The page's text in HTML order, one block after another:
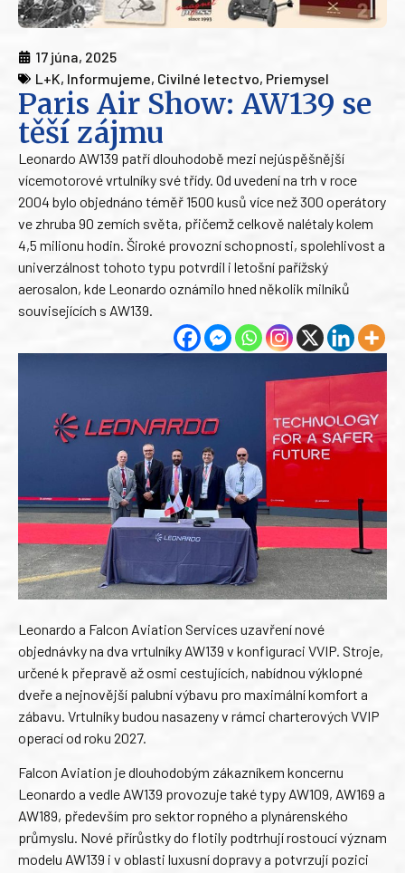
17 júna, 2025
L+K, Informujeme, Civilné letectvo, Priemysel
Paris Air Show: AW139 se
těší zájmu
Leonardo AW139 patří dlouhodobě mezi nejúspěšnější
vícemotorové vrtulníky své třídy. Od uvedení na trh v roce
2004 bylo objednáno téměř 1500 kusů více než 300 operátory
ve zhruba 90 zemích světa, přičemž celkově nalétaly kolem
4,5 milionu hodin. Široké provozní schopnosti, spolehlivost a
univerzálnost tohoto typu potvrdil i letošní pařížský
aerosalon, kde Leonardo oznámilo hned několik milníků
souvisejících s AW139.
Leonardo a Falcon Aviation Services uzavření nové
objednávky na dva vrtulníky AW139 v konfiguraci VVIP. Stroje,
určené k přepravě až osmi cestujících, nabídnou výklopné
dveře a nejnovější palubní výbavu pro maximální komfort a
zábavu. Vrtulníky budou nasazeny v rámci charterových VVIP
operací od roku 2027.
Falcon Aviation je dlouhodobým zákazníkem koncernu
Leonardo a vedle AW139 provozuje také typy AW109, AW169 a
AW189, především pro sektor ropného a plynárenského
průmyslu. Nové přírůstky do flotily podtrhují rostoucí význam
modelu AW139 i v oblasti luxusní dopravy a potvrzují pozici